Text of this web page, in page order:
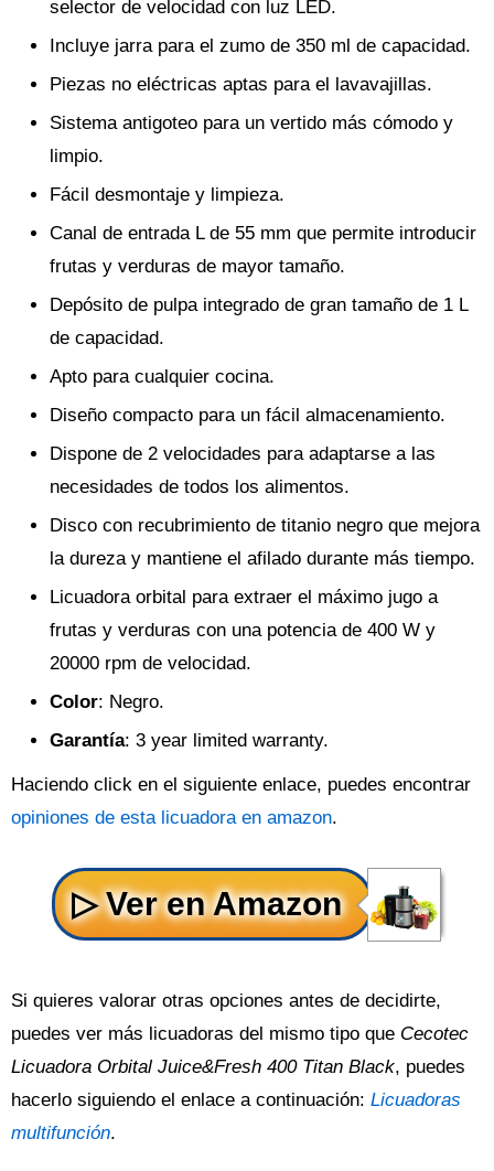
selector de velocidad con luz LED.
Incluye jarra para el zumo de 350 ml de capacidad.
Piezas no eléctricas aptas para el lavavajillas.
Sistema antigoteo para un vertido más cómodo y
limpio.
Fácil desmontaje y limpieza.
Canal de entrada L de 55 mm que permite introducir
frutas y verduras de mayor tamaño.
Depósito de pulpa integrado de gran tamaño de 1 L
de capacidad.
Apto para cualquier cocina.
Diseño compacto para un fácil almacenamiento.
Dispone de 2 velocidades para adaptarse a las
necesidades de todos los alimentos.
Disco con recubrimiento de titanio negro que mejora
la dureza y mantiene el afilado durante más tiempo.
Licuadora orbital para extraer el máximo jugo a
frutas y verduras con una potencia de 400 W y
20000 rpm de velocidad.
Color: Negro.
Garantía: 3 year limited warranty.
Haciendo click en el siguiente enlace, puedes encontrar
opiniones de esta licuadora en amazon.
Si quieres valorar otras opciones antes de decidirte,
puedes ver más licuadoras del mismo tipo que Cecotec
Licuadora Orbital Juice&Fresh 400 Titan Black, puedes
hacerlo siguiendo el enlace a continuación: Licuadoras
multifunción.